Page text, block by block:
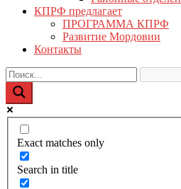
КПРФ предлагает
ПРОГРАММА КПРФ
Развитие Мордовии
Контакты
Exact matches only
Search in title